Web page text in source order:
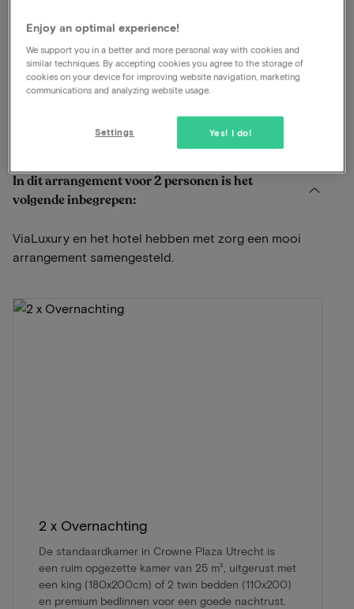
Centrum van Utrecht
À-la-carterestaurant
Inclusief ontbijt
Late check-out
Catharijne Esplanade 13 Utrecht
In dit arrangement voor 2 personen is het
volgende inbegrepen:
ViaLuxury en het hotel hebben met zorg een mooi
arrangement samengesteld.
2 x Overnachting
De standaardkamer in Crowne Plaza Utrecht is
een ruim opgezette kamer van 25 m², uitgerust met
een king (180x200cm) of 2 twin bedden (110x200)
en premium bedlinnen voor een goede nachtrust.
Enjoy an optimal experience!
We support you in a better and more personal way with cookies and
similar techniques. By accepting cookies you agree to the storage of
cookies on your device for improving website navigation, marketing
communications and analyzing website usage.
Yes! I do!
Settings